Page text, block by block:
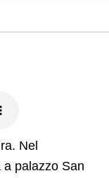
Nel
palazzo San